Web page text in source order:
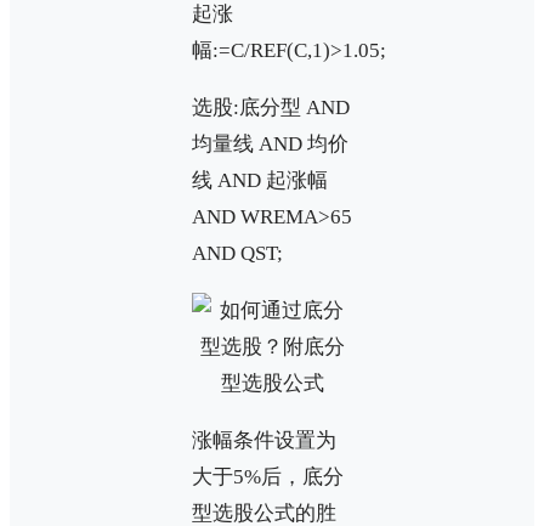
起涨
幅:=C/REF(C,1)>1.05;
选股:底分型 AND
均量线 AND 均价
线 AND 起涨幅
AND WREMA>65
AND QST;
涨幅条件设置为
大于5%后，底分
型选股公式的胜